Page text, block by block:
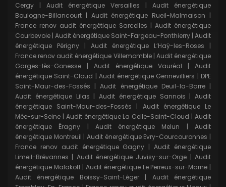
Cergy | Audit énergétique Versailles | Audit énergétique
Boulogne-Billancourt | Audit énergétique Rueil-Malmaison |
France renov audit énergétique Sarcelles | Audit énergétique
Courbevoie | Audit énergétique Saint-Fargeau-Ponthierry | Audit
énergétique Périgny | Audit énergétique L’Haÿ-les-Roses |
France renov audit énergétique Villemomble| Audit énergétique
Garges-lès-Gonesse | Audit énergétique Vauréal | Audit
énergétique Saint-Cloud | Audit énergétique Gennevilliers | DPE
Saint-Maur-des-Fossés |Audit énergétique Deuil-la-Barre|
Audit énergétique Lilas | Audit énergétique Sannois | Audit
énergétique Saint-Maur-des-Fossés | Audit énergétique Le
Mée-sur-Seine | Audit énergétique La Celle-Saint-Cloud |Audit
énergétique Éragny | Audit énergétique Melun |Audit
énergétique Montreuil |Audit énergétique Evry-Courcouronnes |
France renov audit énergétique Gagny |Audit énergétique
Limeil-Brévannes | Audit énergétique Juvisy-sur-Orge |Audit
énergétique Malakoff|Audit énergétique Le Perreux-sur-Marne |
Audit énergétique Boissy-Saint-Léger| Audit énergétique